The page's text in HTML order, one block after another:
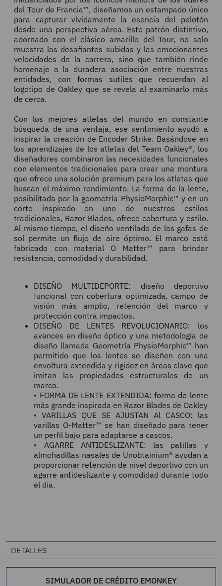
del Tour de Francia™, diseñamos un estampado único
para capturar vívidamente la esencia del pelotón
desde una perspectiva aérea. Este patrón distintivo,
adornado con el clásico amarillo del Tour, no solo
muestra las desafiantes subidas y las emocionantes
velocidades de la carrera, sino que también rinde
homenaje a la duradera asociación entre nuestras
entidades, con formas sutiles que recuerdan al
logotipo de Oakley que se revela al examinarlo más
de cerca.
Con los mejores atletas del mundo en constante
búsqueda de una ventaja, ese sentimiento ayudó a
inspirar la creación de Encoder Strike. Basándose en
los aprendizajes de los atletas del Team Oakley®, los
diseñadores combinaron las necesidades funcionales
con elementos tradicionales para crear una montura
que ofrece una solución premium para los atletas que
buscan el máximo rendimiento. La forma de la lente,
posibilitada por la geometría PhysioMorphic™ y en un
corte inspirado en uno de nuestros estilos
tradicionales, Razor Blades, ofrece cobertura y estilo.
Al mismo tiempo, el diseño ventilado de las gafas de
sol permite un flujo de aire óptimo. El marco está
fabricado con material O Matter™ para brindar
resistencia, comodidad y durabilidad.
DISEÑO MULTIDEPORTE: diseño deportivo
funcional con cobertura optimizada, campo de
visión más amplio, retención del marco y
protección contra impactos.
DISEÑO DE LENTES REVOLUCIONARIO: los
avances en diseño óptico y una metodología de
diseño llamada Geometría PhysioMorphic™ han
permitido que los lentes se diseñen con una
envoltura extendida y rigidez en áreas clave que
imitan las propiedades estructurales de un
marco.
• FORMA DE LENTE EXTENDIDA: forma de lente
más grande inspirada en Razor Blades de Oakley
• VARILLAS QUE SE AJUSTAN Al CASCO: las
varillas O-Matter™ se han diseñado para tener
un perfil bajo para adaptarse a cascos.
• AGARRE ANTIDESLIZANTE: las patillas y
almohadillas nasales de Unobtainium® ayudan a
proporcionar retención de nivel deportivo con un
agarre antideslizante y comodidad durante todo
el día.
DETALLES
SIMULADOR DE CRÉDITO EMONKEY